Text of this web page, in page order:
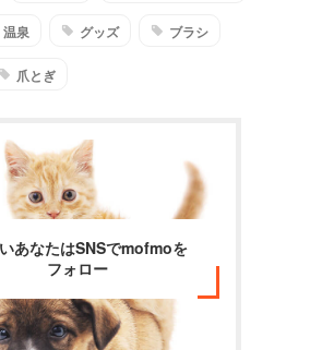
温泉 グッズ ブラシ
爪とぎ
あなたはSNSでmofmoを
フォロー